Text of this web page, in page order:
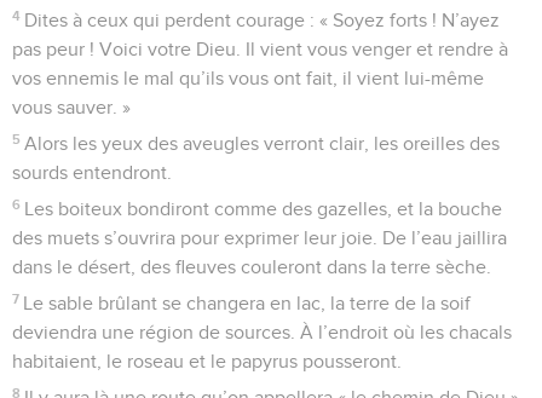
4 Dites à ceux qui perdent courage : « Soyez forts ! N’ayez
pas peur ! Voici votre Dieu. Il vient vous venger et rendre à
vos ennemis le mal qu’ils vous ont fait, il vient lui-même
vous sauver. »
5 Alors les yeux des aveugles verront clair, les oreilles des
sourds entendront.
6 Les boiteux bondiront comme des gazelles, et la bouche
des muets s’ouvrira pour exprimer leur joie. De l’eau jaillira
dans le désert, des fleuves couleront dans la terre sèche.
7 Le sable brûlant se changera en lac, la terre de la soif
deviendra une région de sources. À l’endroit où les chacals
habitaient, le roseau et le papyrus pousseront.
8